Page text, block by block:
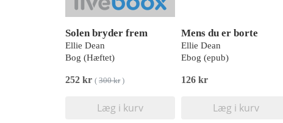
Solen bryder frem
Ellie Dean
Bog (Hæftet)
252 kr ( 300 kr)
Læg i kurv
Mens du er borte
Ellie Dean
Ebog (epub)
126 kr
Læg i kurv